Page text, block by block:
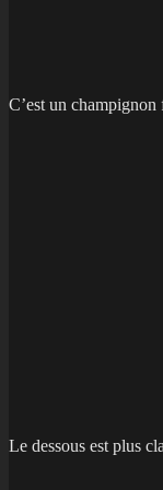
C’est un
Le dessous est plus